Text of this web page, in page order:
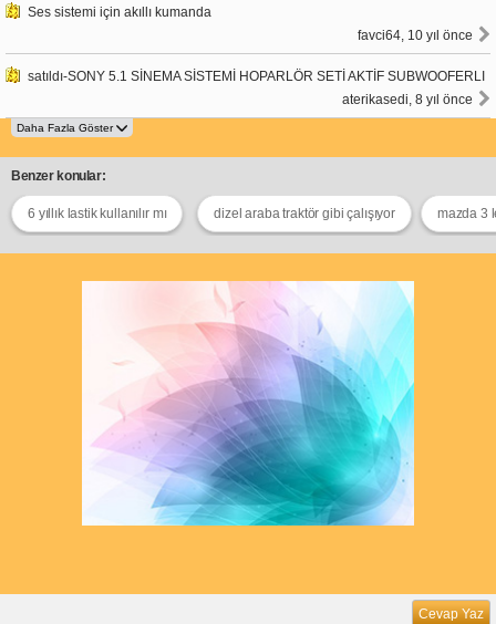
Ses sistemi için akıllı kumanda
favci64, 10 yıl önce
satıldı-SONY 5.1 SİNEMA SİSTEMİ HOPARLÖR SETİ AKTİF SUBWOOFERLI
aterikasedi, 8 yıl önce
Benzer konular:
6 yıllık lastik kullanılır mı dizel araba traktör gibi çalışıyor mazda 3
Cevap Yaz